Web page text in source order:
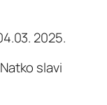
2025.
slavi